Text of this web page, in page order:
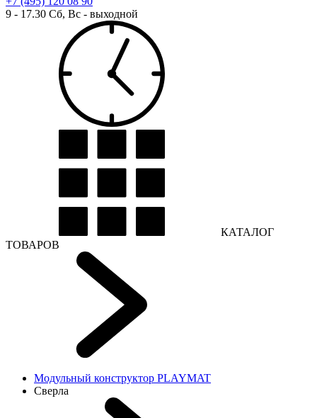
9 - 17.30 Сб, Вс - выходной
КАТАЛОГ
ТОВАРОВ
Модульный конструктор PLAYMAT
Сверла